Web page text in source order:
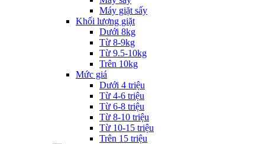
Máy giặt sấy
Khối lượng giặt
Dưới 8kg
Từ 8-9kg
Từ 9.5-10kg
Trên 10kg
Mức giá
Dưới 4 triệu
Từ 4-6 triệu
Từ 6-8 triệu
Từ 8-10 triệu
Từ 10-15 triệu
Trên 15 triệu